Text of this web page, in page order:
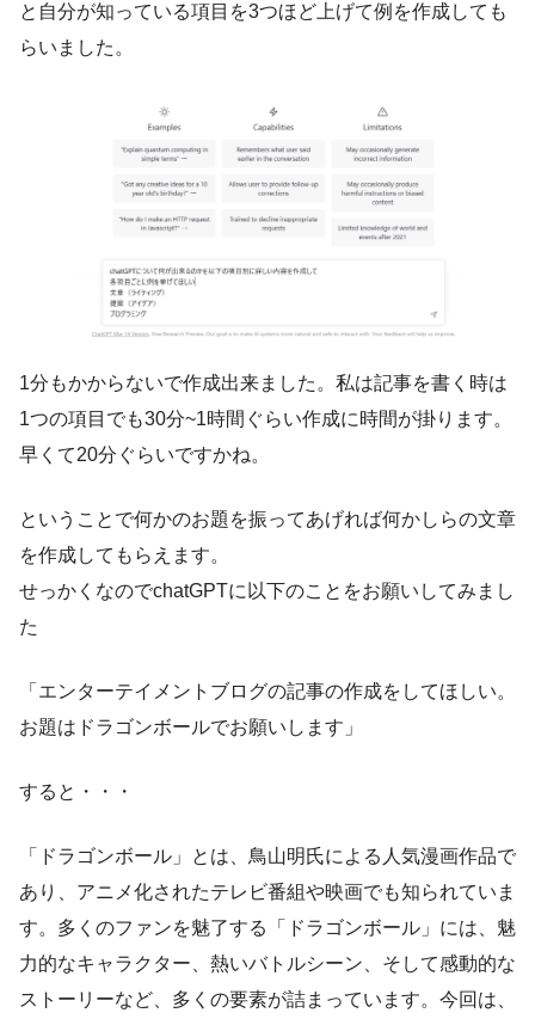
と自分が知っている項目を3つほど上げて例を作成しても
らいました。
1分もかからないで作成出来ました。私は記事を書く時は
1つの項目でも30分~1時間ぐらい作成に時間が掛ります。
早くて20分ぐらいですかね。
ということで何かのお題を振ってあげれば何かしらの文章
を作成してもらえます。
せっかくなのでchatGPTに以下のことをお願いしてみまし
た
「エンターテイメントブログの記事の作成をしてほしい。
お題はドラゴンボールでお願いします」
すると・・・
「ドラゴンボール」とは、鳥山明氏による人気漫画作品で
あり、アニメ化されたテレビ番組や映画でも知られていま
す。多くのファンを魅了する「ドラゴンボール」には、魅
力的なキャラクター、熱いバトルシーン、そして感動的な
ストーリーなど、多くの要素が詰まっています。今回は、